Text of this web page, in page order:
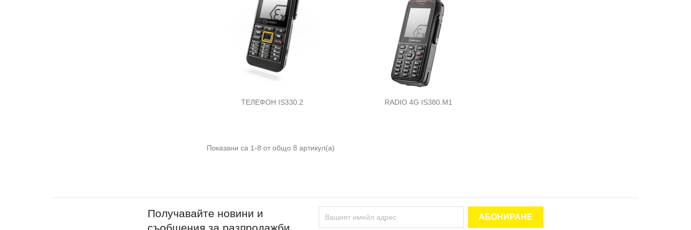
Бърз преглед
ТЕЛЕФОН IS330.2 Бърз преглед
RADIO 4G IS380.M1
Показани са 1-8 от общо 8 артикул(а)
Получавайте новини и